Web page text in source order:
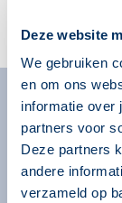
Deze website
We gebruiken
en om ons
informatie over
partners voor
Deze partners
andere
verzameld op
Algemeen
Over ons
Over onze
Begeleiders